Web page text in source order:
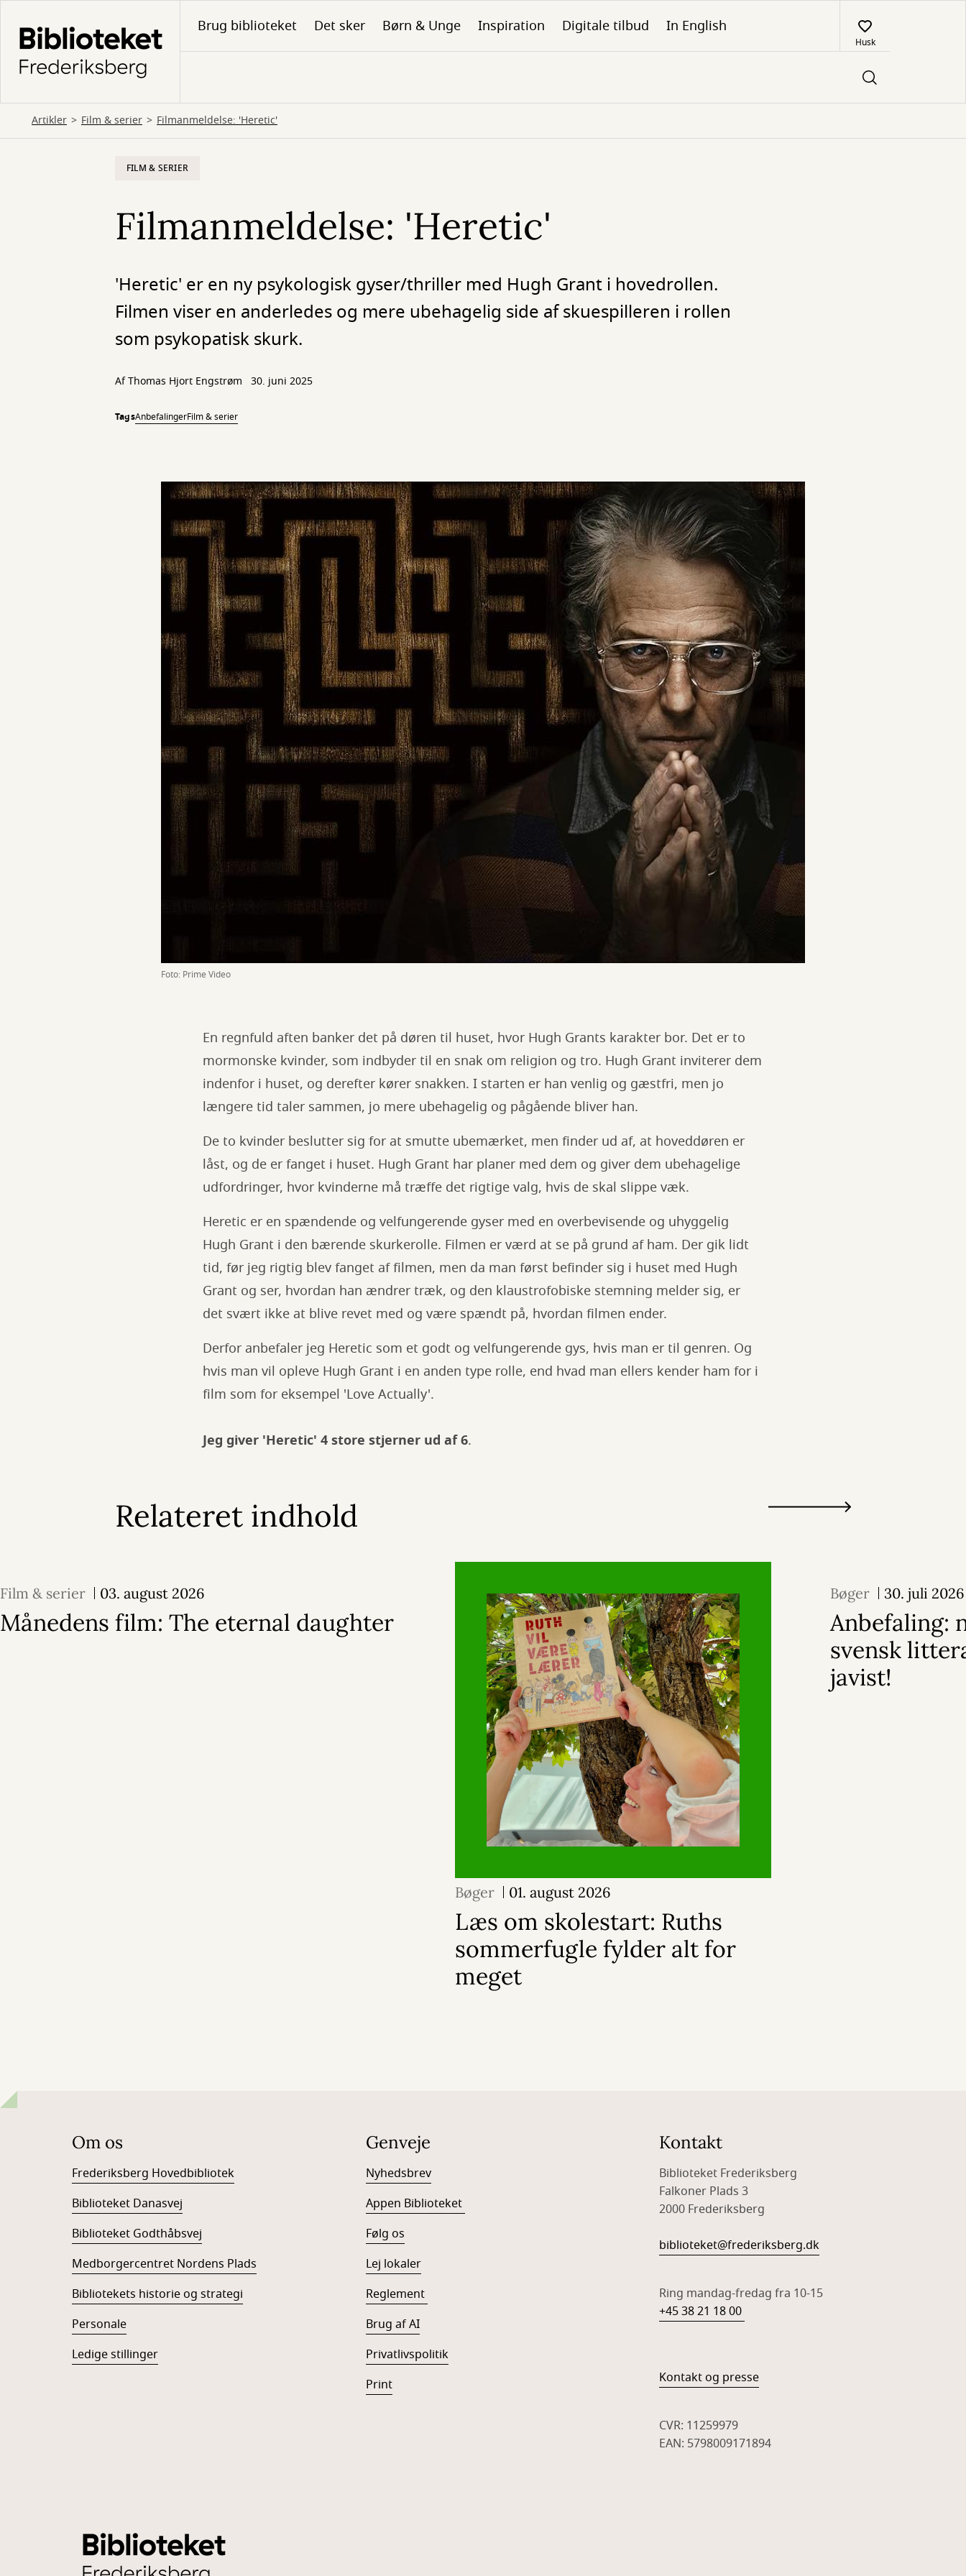
hovedindhold
Brug biblioteket Det sker Børn & Unge Inspiration Digitale tilbud In English
Husk
Artikler Film & serier Filmanmeldelse: 'Heretic'
FILM & SERIER
Filmanmeldelse: 'Heretic'
'Heretic' er en ny psykologisk gyser/thriller med Hugh Grant i hovedrollen.
Filmen viser en anderledes og mere ubehagelig side af skuespilleren i rollen
som psykopatisk skurk.
Af Thomas Hjort Engstrøm 30. juni 2025
TagsAnbefalingerFilm & serier
Foto: Prime Video
En regnfuld aften banker det på døren til huset, hvor Hugh Grants karakter bor. Det er to
mormonske kvinder, som indbyder til en snak om religion og tro. Hugh Grant inviterer dem
indenfor i huset, og derefter kører snakken. I starten er han venlig og gæstfri, men jo
længere tid taler sammen, jo mere ubehagelig og pågående bliver han.
De to kvinder beslutter sig for at smutte ubemærket, men finder ud af, at hoveddøren er
låst, og de er fanget i huset. Hugh Grant har planer med dem og giver dem ubehagelige
udfordringer, hvor kvinderne må træffe det rigtige valg, hvis de skal slippe væk.
Heretic er en spændende og velfungerende gyser med en overbevisende og uhyggelig
Hugh Grant i den bærende skurkerolle. Filmen er værd at se på grund af ham. Der gik lidt
tid, før jeg rigtig blev fanget af filmen, men da man først befinder sig i huset med Hugh
Grant og ser, hvordan han ændrer træk, og den klaustrofobiske stemning melder sig, er
det svært ikke at blive revet med og være spændt på, hvordan filmen ender.
Derfor anbefaler jeg Heretic som et godt og velfungerende gys, hvis man er til genren. Og
hvis man vil opleve Hugh Grant i en anden type rolle, end hvad man ellers kender ham for i
film som for eksempel 'Love Actually'.
Jeg giver 'Heretic' 4 store stjerner ud af 6.
Relateret indhold
Film & serier 03. august 2026
Månedens film: The eternal daughter
Bøger 01. august 2026
Læs om skolestart: Ruths
sommerfugle fylder alt for
meget
Bøger 30. juli 2026
Anbefaling:
svensk
javist!
Om os
Frederiksberg Hovedbibliotek
Biblioteket Danasvej
Biblioteket Godthåbsvej
Medborgercentret Nordens Plads
Bibliotekets historie og strategi
Personale
Ledige stillinger
Genveje
Nyhedsbrev
Appen Biblioteket
Følg os
Lej lokaler
Reglement
Brug af AI
Privatlivspolitik
Print
Kontakt
Biblioteket Frederiksberg
Falkoner Plads 3
2000 Frederiksberg
biblioteket@frederiksberg.dk
Ring mandag-fredag fra 10-15
+45 38 21 18 00
Kontakt og presse
CVR: 11259979
EAN: 5798009171894